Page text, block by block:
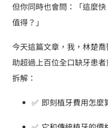
但你同時也會問：「這麼
值得？」
今天這篇文章，我，林楚
助超過上百位全口缺牙患
拆解：
✅ 即刻植牙費用怎麼